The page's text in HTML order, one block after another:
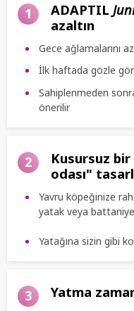
1 ADAPTIL
azaltın
Gece ağlamalarını
İlk haftada gözle
Sahiplenmeden
önerilir
2
Kusursuz
odası"
Yavru köpeğinize
yatak veya
Yatağına sizin gibi
3 Yatma